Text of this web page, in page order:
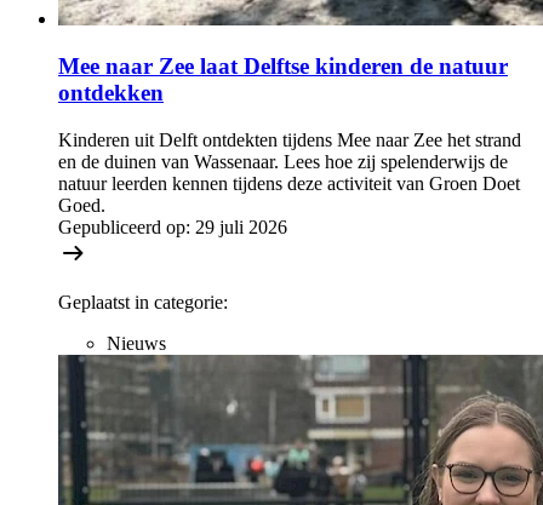
Mee naar Zee laat Delftse kinderen de natuur
ontdekken
Kinderen uit Delft ontdekten tijdens Mee naar Zee het strand
en de duinen van Wassenaar. Lees hoe zij spelenderwijs de
natuur leerden kennen tijdens deze activiteit van Groen Doet
Goed.
Gepubliceerd op: 29 juli 2026
Geplaatst in categorie:
Nieuws